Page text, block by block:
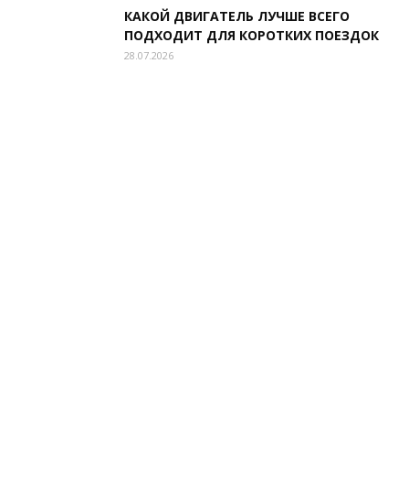
КАКОЙ ДВИГАТЕЛЬ ЛУЧШЕ ВСЕГО
ПОДХОДИТ ДЛЯ КОРОТКИХ ПОЕЗДОК
28.07.2026